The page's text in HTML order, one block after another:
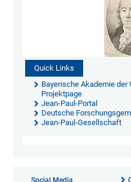
Quick Links
Bayerische Akademie
Projektpage
Jean-Paul-Portal
Deutsche
Jean-Paul-Gesellschaft
Social Media